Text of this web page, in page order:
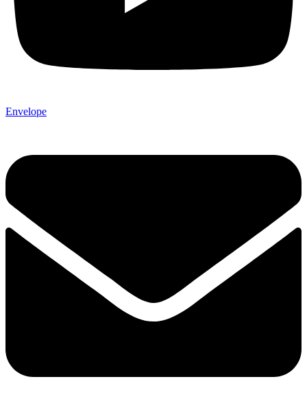
Envelope